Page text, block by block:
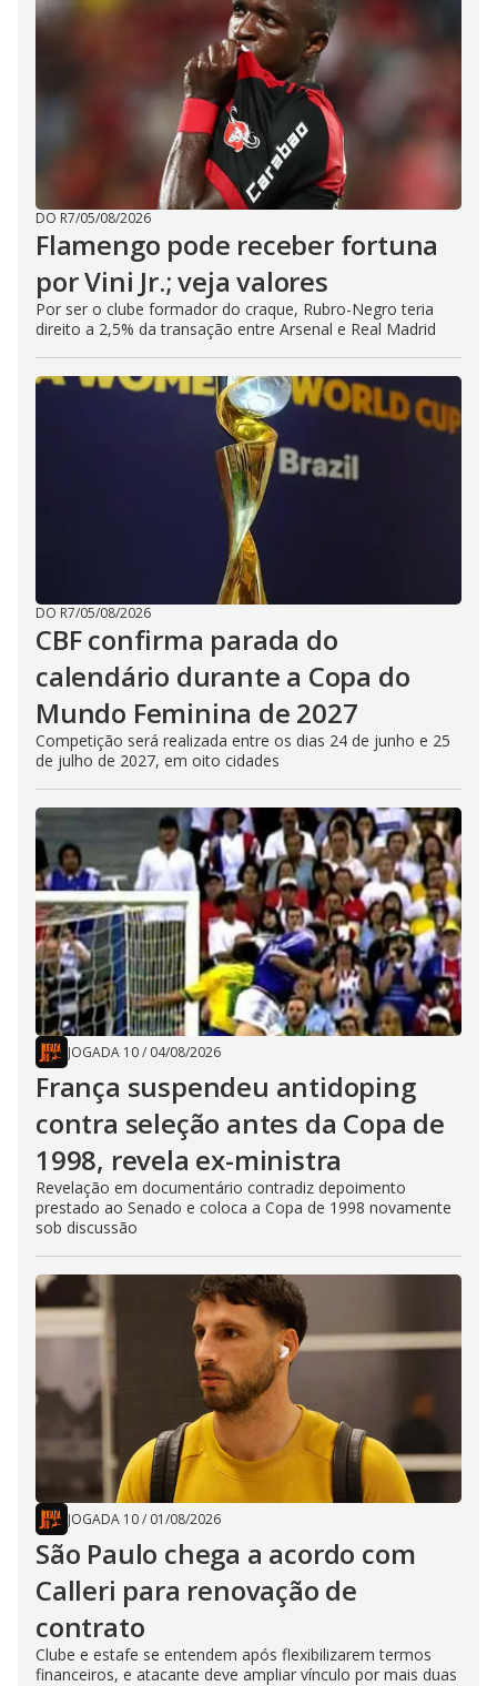
DO R7/05/08/2026
Flamengo pode receber fortuna
por Vini Jr.; veja valores
Por ser o clube formador do craque, Rubro-Negro teria
direito a 2,5% da transação entre Arsenal e Real Madrid
DO R7/05/08/2026
CBF confirma parada do
calendário durante a Copa do
Mundo Feminina de 2027
Competição será realizada entre os dias 24 de junho e 25
de julho de 2027, em oito cidades
JOGADA 10/ 04/08/2026
França suspendeu antidoping
contra seleção antes da Copa de
1998, revela ex-ministra
Revelação em documentário contradiz depoimento
prestado ao Senado e coloca a Copa de 1998 novamente
sob discussão
JOGADA 10/ 01/08/2026
São Paulo chega a acordo com
Calleri para renovação de
contrato
Clube e estafe se entendem após flexibilizarem termos
financeiros, e atacante deve ampliar vínculo por mais duas